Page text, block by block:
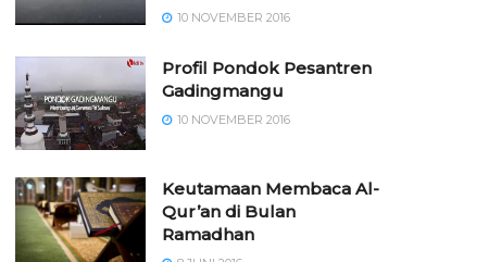
10 NOVEMBER 2016
⁠⁠⁠Profil Pondok Pesantren
Gadingmangu
10 NOVEMBER 2016
Keutamaan Membaca Al-
Qur’an di Bulan
Ramadhan